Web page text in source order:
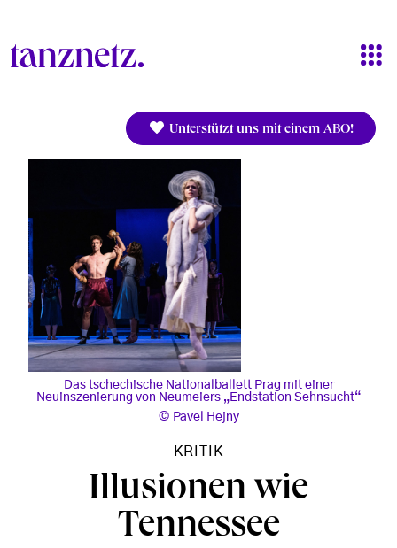
Unterstützt uns mit einem ABO!
Das tschechische Nationalballett Prag mit einer
Neuinszenierung von Neumeiers „Endstation Sehnsucht“
Pavel Hejny
KRITIK
Illusionen wie
Tennessee